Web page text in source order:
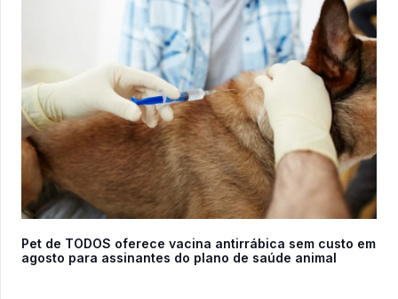
Pet de TODOS oferece vacina antirrábica sem custo em
agosto para assinantes do plano de saúde animal